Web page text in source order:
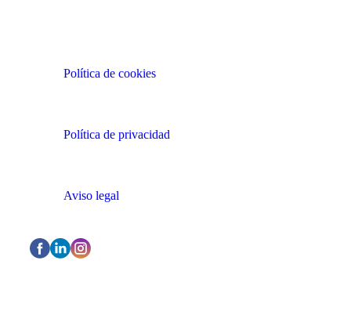
Política de cookies
Política de privacidad
Aviso legal